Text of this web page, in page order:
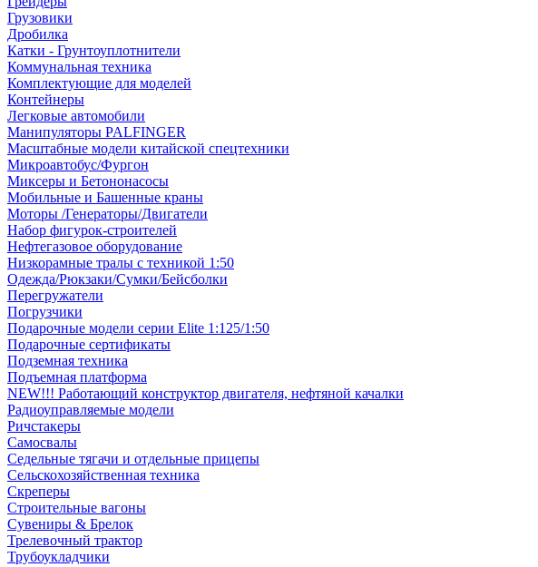
Грузовики
Дробилка
Катки - Грунтоуплотнители
Коммунальная техника
Комплектующие для моделей
Контейнеры
Легковые автомобили
Манипуляторы PALFINGER
Масштабные модели китайской спецтехники
Микроавтобус/Фургон
Миксеры и Бетононасосы
Мобильные и Башенные краны
Моторы /Генераторы/Двигатели
Набор фигурок-строителей
Нефтегазовое оборудование
Низкорамные тралы с техникой 1:50
Одежда/Рюкзаки/Сумки/Бейсболки
Перегружатели
Погрузчики
Подарочные модели серии Elite 1:125/1:50
Подарочные сертификаты
Подземная техника
Подъемная платформа
NEW!!! Работающий конструктор двигателя, нефтяной качалки
Радиоуправляемые модели
Ричстакеры
Самосвалы
Седельные тягачи и отдельные прицепы
Сельскохозяйственная техника
Скреперы
Строительные вагоны
Сувениры & Брелок
Трелевочный трактор
Трубоукладчики